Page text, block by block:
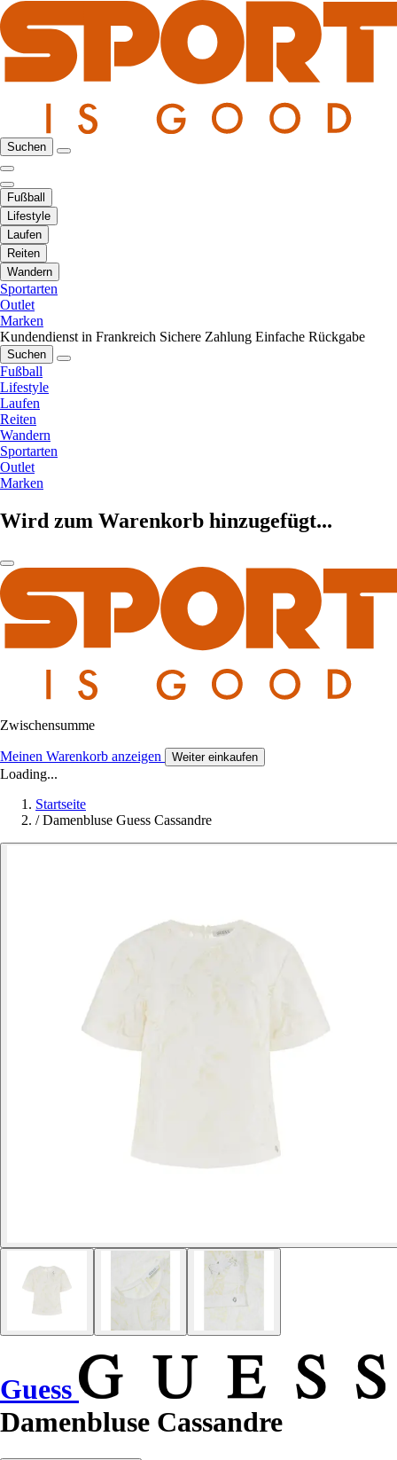
Suchen
Fußball
Lifestyle
Laufen
Reiten
Wandern
Sportarten
Outlet
Marken
Kundendienst in Frankreich Sichere Zahlung Einfache Rückgabe
Suchen
Fußball
Lifestyle
Laufen
Reiten
Wandern
Sportarten
Outlet
Marken
Wird zum Warenkorb hinzugefügt...
Zwischensumme
Meinen Warenkorb anzeigen Weiter einkaufen
Loading...
Startseite
/ Damenbluse Guess Cassandre
Guess
Damenbluse Cassandre